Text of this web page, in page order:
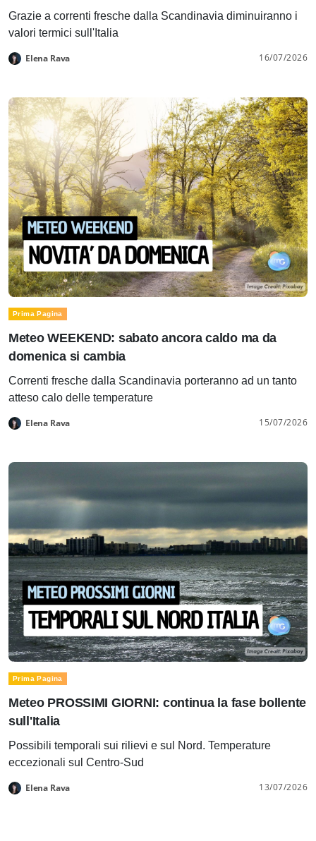
Grazie a correnti fresche dalla Scandinavia diminuiranno i
valori termici sull'Italia
Elena Rava 16/07/2026
Prima Pagina
Meteo WEEKEND: sabato ancora caldo ma da
domenica si cambia
Correnti fresche dalla Scandinavia porteranno ad un tanto
atteso calo delle temperature
Elena Rava 15/07/2026
Prima Pagina
Meteo PROSSIMI GIORNI: continua la fase bollente
sull'Italia
Possibili temporali sui rilievi e sul Nord. Temperature
eccezionali sul Centro-Sud
Elena Rava 13/07/2026